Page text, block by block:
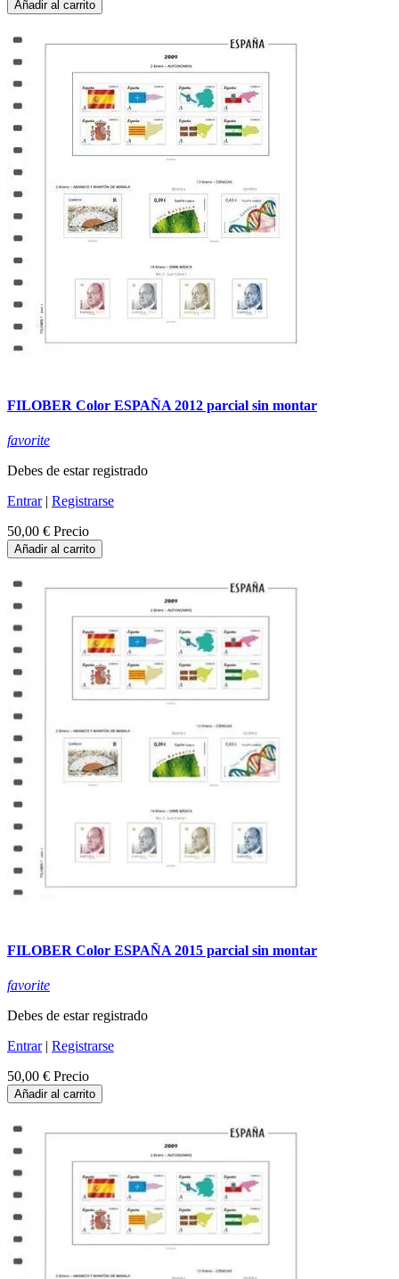
Añadir al carrito
FILOBER Color ESPAÑA 2012 parcial sin montar
favorite
Debes de estar registrado
Entrar| Registrarse
50,00 € Precio
Añadir al carrito
FILOBER Color ESPAÑA 2015 parcial sin montar
favorite
Debes de estar registrado
Entrar| Registrarse
50,00 € Precio
Añadir al carrito